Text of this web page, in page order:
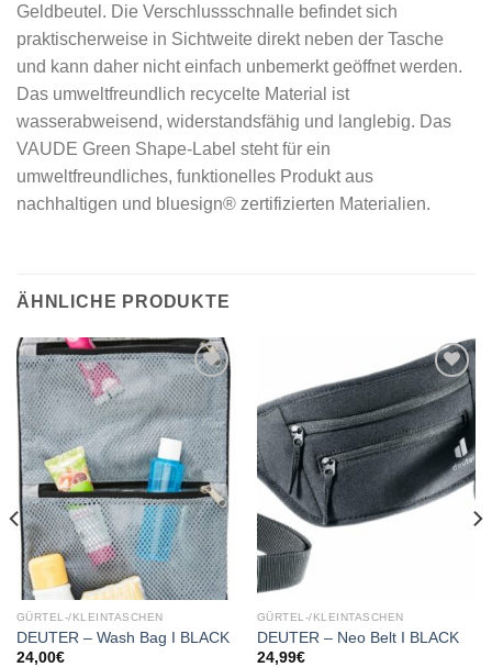
Geldbeutel. Die Verschlussschnalle befindet sich
praktischerweise in Sichtweite direkt neben der Tasche
und kann daher nicht einfach unbemerkt geöffnet werden.
Das umweltfreundlich recycelte Material ist
wasserabweisend, widerstandsfähig und langlebig. Das
VAUDE Green Shape-Label steht für ein
umweltfreundliches, funktionelles Produkt aus
nachhaltigen und bluesign® zertifizierten Materialien.
ÄHNLICHE PRODUKTE
Add to
wishlist
GÜRTEL-/KLEINTASCHEN
DEUTER – Wash Bag I BLACK
24,00€
Add to
wishlist
GÜRTEL-/KLEINTASCHEN
DEUTER – Neo Belt I BLACK
24,99€